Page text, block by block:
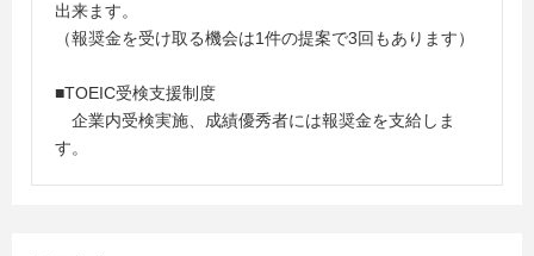
出来ます。
（報奨金を受け取る機会は1件の提案で3回もあります）
■TOEIC受検支援制度
企業内受検実施、成績優秀者には報奨金を支給しま
す。